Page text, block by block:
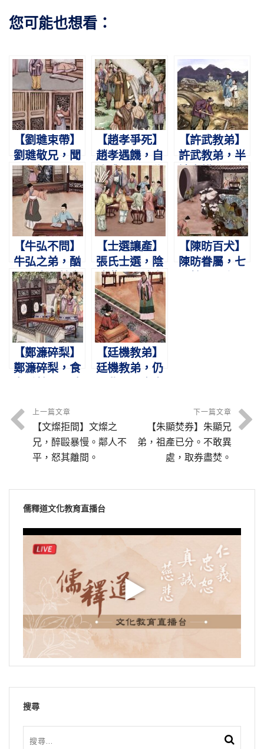
您可能也想看：
【劉璡束帶】
劉璡敬兄，聞
呼下榻。束帶
未完，不敢遽
答。
【趙孝爭死】
趙孝遇饑，自
述體肥。願代
弟死，兩得全
歸。
【許武教弟】
許武教弟，半
讀半耕。取多
與寡，以成弟
名。
【牛弘不問】
牛弘之弟，酗
酒殺牛。其妻
往訴，不問不
尤。
【士選讓產】
張氏士選，陰
騭滿面。讓產
青年，名傳金
殿。
【陳昉百犬】
陳昉眷屬，七
【鄭濂碎梨】
鄭濂碎梨，食
居。
【廷機教弟】
廷機教弟，仍
上一篇文章
【文燦拒間】文燦之
兄，醉毆暴慢。鄰人不
平，怒其離間。
下一篇文章
【朱顯焚券】朱顯兄
弟，祖產已分。不敢異
處，取券盡焚。
儒釋道文化教育直播台
搜尋